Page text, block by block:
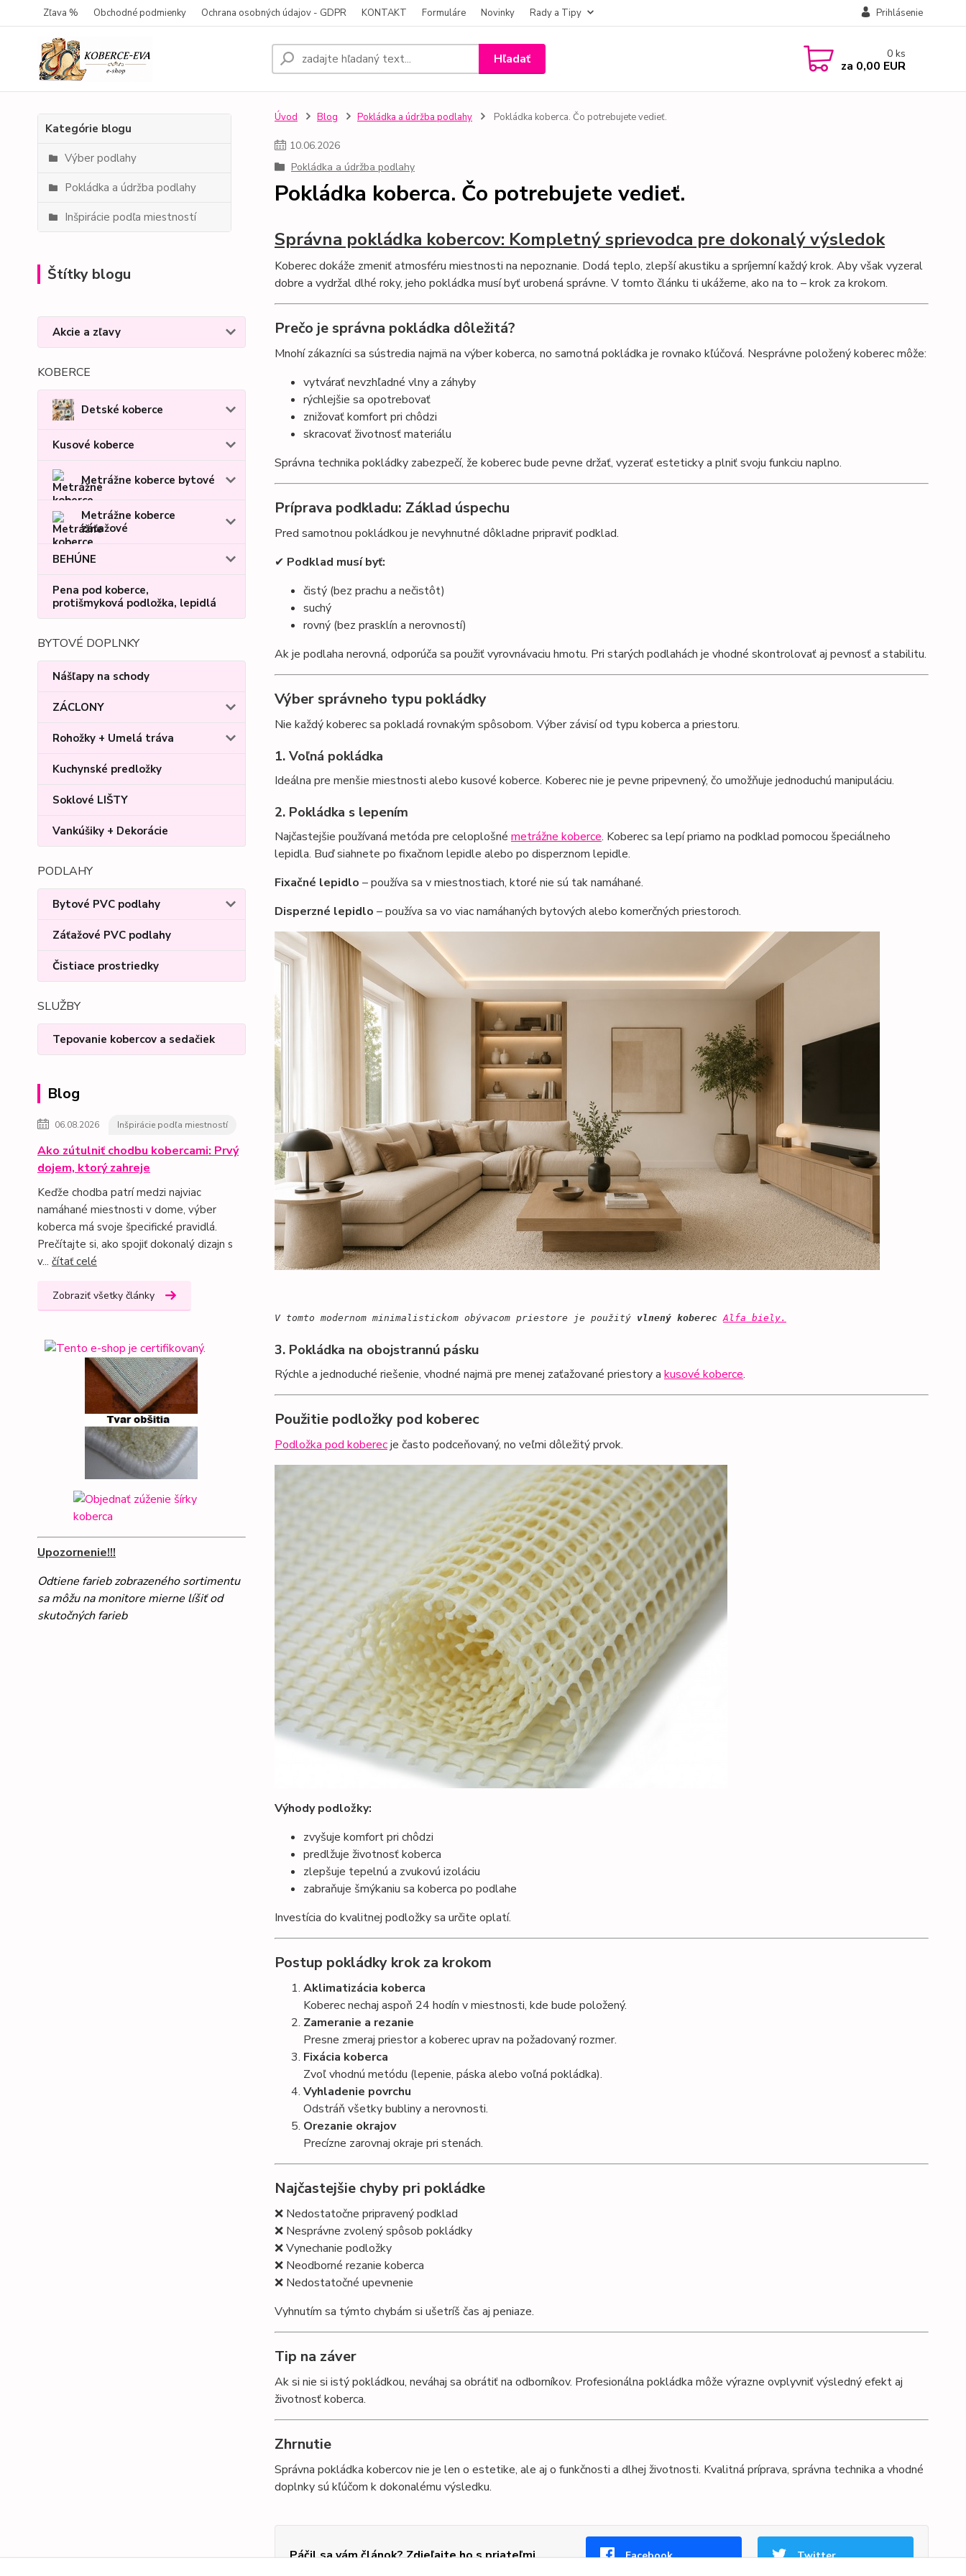
Zľava % Obchodné podmienky Ochrana osobných údajov - GDPR KONTAKT Formuláre Novinky Rady a Tipy Prihlásenie
Hľadať 0 ks
za 0,00 EUR
Kategórie blogu
Výber podlahy
Pokládka a údržba podlahy
Inšpirácie podľa miestností
Štítky blogu
Akcie a zľavy
KOBERCE
Detské koberce
Kusové koberce
Metrážne koberce bytové
Metrážne koberce
záťažové
BEHÚNE
Pena pod koberce,
protišmyková podložka, lepidlá
BYTOVÉ DOPLNKY
Nášľapy na schody
ZÁCLONY
Rohožky + Umelá tráva
Kuchynské predložky
Soklové LIŠTY
Vankúšiky + Dekorácie
PODLAHY
Bytové PVC podlahy
Záťažové PVC podlahy
Čistiace prostriedky
SLUŽBY
Tepovanie kobercov a sedačiek
Blog
06.08.2026 Inšpirácie podľa miestností
Ako zútulniť chodbu kobercami: Prvý
dojem, ktorý zahreje
Keďže chodba patrí medzi najviac
namáhané miestnosti v dome, výber
koberca má svoje špecifické pravidlá.
Prečítajte si, ako spojiť dokonalý dizajn s
v... čítať celé
Zobraziť všetky články
Upozornenie!!!
Odtiene farieb zobrazeného sortimentu
sa môžu na monitore mierne líšiť od
skutočných farieb
Úvod Blog Pokládka a údržba podlahy Pokládka koberca. Čo potrebujete vedieť.
10.06.2026
Pokládka a údržba podlahy
Pokládka koberca. Čo potrebujete vedieť.
Správna pokládka kobercov: Kompletný sprievodca pre dokonalý výsledok
Koberec dokáže zmeniť atmosféru miestnosti na nepoznanie. Dodá teplo, zlepší akustiku a spríjemní každý krok. Aby však vyzeral
dobre a vydržal dlhé roky, jeho pokládka musí byť urobená správne. V tomto článku ti ukážeme, ako na to – krok za krokom.
Prečo je správna pokládka dôležitá?
Mnohí zákazníci sa sústredia najmä na výber koberca, no samotná pokládka je rovnako kľúčová. Nesprávne položený koberec môže:
vytvárať nevzhľadné vlny a záhyby
rýchlejšie sa opotrebovať
znižovať komfort pri chôdzi
skracovať životnosť materiálu
Správna technika pokládky zabezpečí, že koberec bude pevne držať, vyzerať esteticky a plniť svoju funkciu naplno.
Príprava podkladu: Základ úspechu
Pred samotnou pokládkou je nevyhnutné dôkladne pripraviť podklad.
✔ Podklad musí byť:
čistý (bez prachu a nečistôt)
suchý
rovný (bez prasklín a nerovností)
Ak je podlaha nerovná, odporúča sa použiť vyrovnávaciu hmotu. Pri starých podlahách je vhodné skontrolovať aj pevnosť a stabilitu.
Výber správneho typu pokládky
Nie každý koberec sa pokladá rovnakým spôsobom. Výber závisí od typu koberca a priestoru.
1. Voľná pokládka
Ideálna pre menšie miestnosti alebo kusové koberce. Koberec nie je pevne pripevnený, čo umožňuje jednoduchú manipuláciu.
2. Pokládka s lepením
Najčastejšie používaná metóda pre celoplošné metrážne koberce. Koberec sa lepí priamo na podklad pomocou špeciálneho
lepidla. Buď siahnete po fixačnom lepidle alebo po disperznom lepidle.
Fixačné lepidlo – používa sa v miestnostiach, ktoré nie sú tak namáhané.
Disperzné lepidlo – používa sa vo viac namáhaných bytových alebo komerčných priestoroch.
V tomto modernom minimalistickom obývacom priestore je použitý vlnený koberec Alfa biely.
3. Pokládka na obojstrannú pásku
Rýchle a jednoduché riešenie, vhodné najmä pre menej zaťažované priestory a kusové koberce.
Použitie podložky pod koberec
Podložka pod koberecje často podceňovaný, no veľmi dôležitý prvok.
Výhody podložky:
zvyšuje komfort pri chôdzi
predlžuje životnosť koberca
zlepšuje tepelnú a zvukovú izoláciu
zabraňuje šmýkaniu sa koberca po podlahe
Investícia do kvalitnej podložky sa určite oplatí.
Postup pokládky krok za krokom
Aklimatizácia koberca
Koberec nechaj aspoň 24 hodín v miestnosti, kde bude položený.
Zameranie a rezanie
Presne zmeraj priestor a koberec uprav na požadovaný rozmer.
Fixácia koberca
Zvoľ vhodnú metódu (lepenie, páska alebo voľná pokládka).
Vyhladenie povrchu
Odstráň všetky bubliny a nerovnosti.
Orezanie okrajov
Precízne zarovnaj okraje pri stenách.
Najčastejšie chyby pri pokládke
❌ Nedostatočne pripravený podklad
❌ Nesprávne zvolený spôsob pokládky
❌ Vynechanie podložky
❌ Neodborné rezanie koberca
❌ Nedostatočné upevnenie
Vyhnutím sa týmto chybám si ušetríš čas aj peniaze.
Tip na záver
Ak si nie si istý pokládkou, neváhaj sa obrátiť na odborníkov. Profesionálna pokládka môže výrazne ovplyvniť výsledný efekt aj
životnosť koberca.
Zhrnutie
Správna pokládka kobercov nie je len o estetike, ale aj o funkčnosti a dlhej životnosti. Kvalitná príprava, správna technika a vhodné
doplnky sú kľúčom k dokonalému výsledku.
Páčil sa vám článok? Zdieľajte ho s priateľmi Facebook Twitter